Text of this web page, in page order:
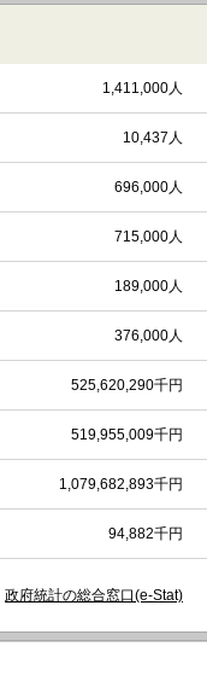
1,411,000人
10,437人
696,000人
715,000人
189,000人
376,000人
525,620,290千円
519,955,009千円
1,079,682,893千円
94,882千円
政府統計の総合窓口(e-Stat)